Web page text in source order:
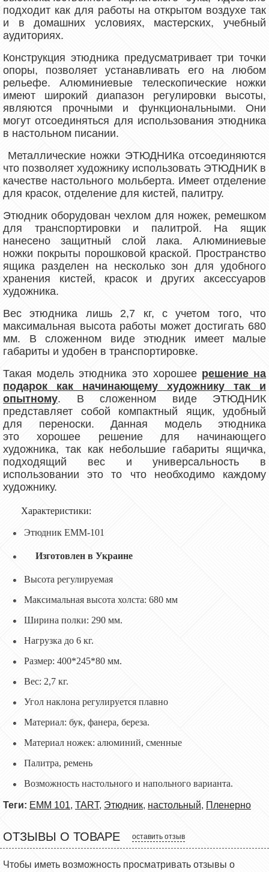
подходит как для работы на открытом воздухе так
и в домашних условиях, мастерских, учебный
аудиториях.
Конструкция этюдника предусматривает три точки
опоры, позволяет устанавливать его на любом
рельефе. Алюминиевые телескопические ножки
имеют широкий диапазон регулировки высоты,
являются прочными и функциональными. Они
могут отсоединяться для использования этюдника
в настольном писании.
Металлические ножки ЭТЮДНИКа отсоединяются
что позволяет художнику использовать ЭТЮДНИК в
качестве настольного мольберта. Имеет отделение
для красок, отделение для кистей, палитру.
Этюдник оборудован чехлом для ножек, ремешком
для транспортировки и палитрой. На ящик
нанесено защитный слой лака. Алюминиевые
ножки покрыты порошковой краской. Пространство
ящика разделен на несколько зон для удобного
хранения кистей, красок и других аксессуаров
художника.
Вес этюдника лишь 2,7 кг, с учетом того, что
максимальная высота работы может достигать 680
мм. В сложенном виде этюдник имеет малые
габариты и удобен в транспортировке.
Такая модель этюдника это хорошее решение на
подарок как начинающему художнику так и
опытному. В сложенном виде ЭТЮДНИК
представляет собой компактный ящик, удобный
для переноски. Данная модель этюдника
это хорошее решение для начинающего
художника, так как небольшие габариты ящичка,
подходящий вес и универсальность в
использовании это то что необходимо каждому
художнику.
Характеристики:
Этюдник ЕММ-101
Изготовлен в Украине
Высота регулируемая
Максимальная высота холста: 680 мм
Ширина полки: 290 мм.
Нагрузка до 6 кг.
Размер: 400*245*80 мм.
Вес: 2,7 кг.
Угол наклона регулируется плавно
Материал: бук, фанера, береза.
Материал ножек: алюминий, сменные
Палитра, ремень
Возможность настольного и напольного варианта.
Теги: ЕММ 101, TART, Этюдник, настольный, Пленерно
ОТЗЫВЫ О ТОВАРЕ оставить отзыв
Чтобы иметь возможность просматривать отзывы о